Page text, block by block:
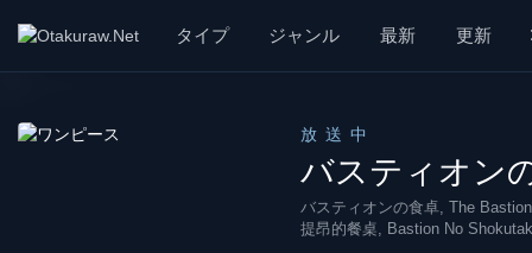
タイプ ジャンル 最新 更新
放送中
バスティオン
バスティオンの食卓, The
提昂的餐桌, Bastion No